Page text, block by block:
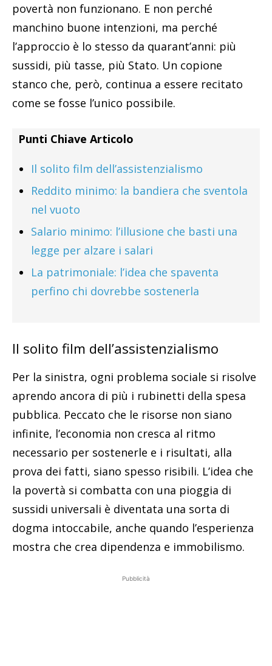
povertà non funzionano. E non perché
manchino buone intenzioni, ma perché
l’approccio è lo stesso da quarant’anni: più
sussidi, più tasse, più Stato. Un copione
stanco che, però, continua a essere recitato
come se fosse l’unico possibile.
Punti Chiave Articolo
Il solito film dell’assistenzialismo
Reddito minimo: la bandiera che sventola
nel vuoto
Salario minimo: l’illusione che basti una
legge per alzare i salari
La patrimoniale: l’idea che spaventa
perfino chi dovrebbe sostenerla
Il solito film dell’assistenzialismo
Per la sinistra, ogni problema sociale si risolve
aprendo ancora di più i rubinetti della spesa
pubblica. Peccato che le risorse non siano
infinite, l’economia non cresca al ritmo
necessario per sostenerle e i risultati, alla
prova dei fatti, siano spesso risibili. L’idea che
la povertà si combatta con una pioggia di
sussidi universali è diventata una sorta di
dogma intoccabile, anche quando l’esperienza
mostra che crea dipendenza e immobilismo.
Pubblicità